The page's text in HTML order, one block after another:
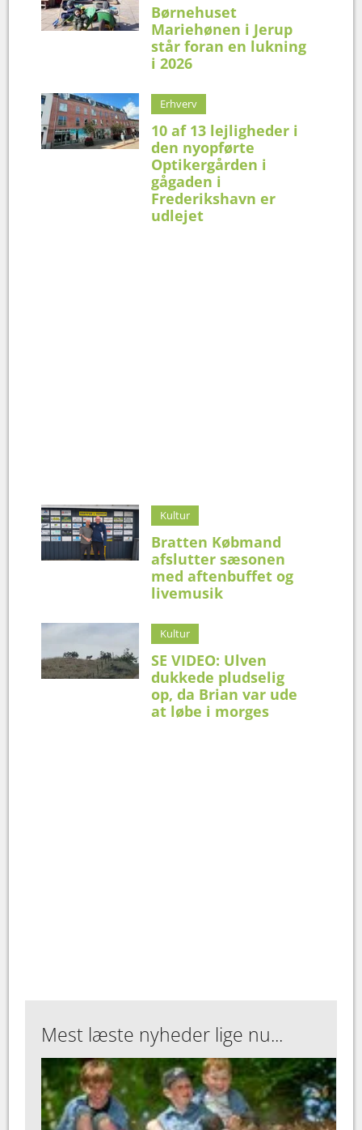
Børnehuset
Mariehønen i Jerup
står foran en lukning
i 2026
Erhverv
10 af 13 lejligheder i
den nyopførte
Optikergården i
gågaden i
Frederikshavn er
udlejet
Kultur
Bratten Købmand
afslutter sæsonen
med aftenbuffet og
livemusik
Kultur
SE VIDEO: Ulven
dukkede pludselig
op, da Brian var ude
at løbe i morges
Mest læste nyheder lige nu...